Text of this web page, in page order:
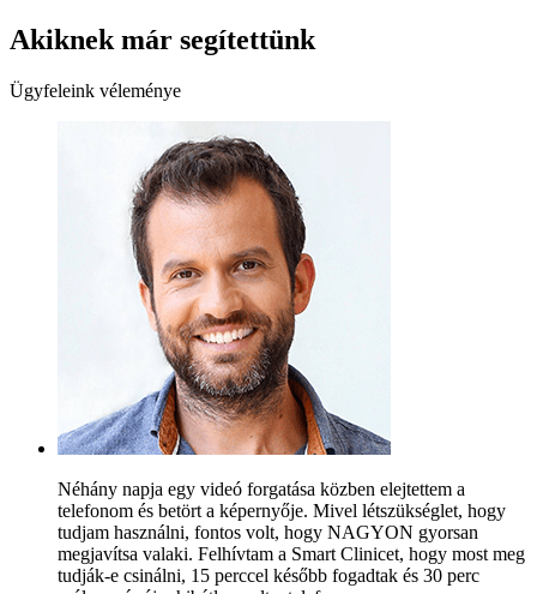
Akiknek már segítettünk
Ügyfeleink véleménye
Néhány napja egy videó forgatása közben elejtettem a
telefonom és betört a képernyője. Mivel létszükséglet, hogy
tudjam használni, fontos volt, hogy NAGYON gyorsan
megjavítsa valaki. Felhívtam a Smart Clinicet, hogy most meg
tudják-e csinálni, 15 perccel később fogadtak és 30 perc